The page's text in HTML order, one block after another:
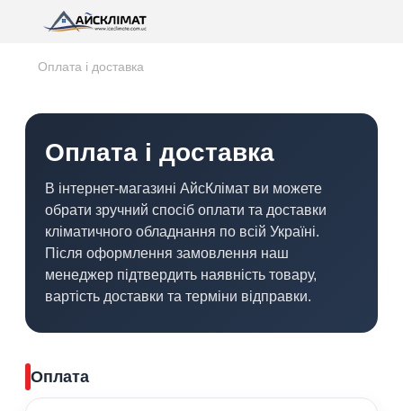
Оплата і доставка
Оплата і доставка
В інтернет-магазині АйсКлімат ви можете
обрати зручний спосіб оплати та доставки
кліматичного обладнання по всій Україні.
Після оформлення замовлення наш
менеджер підтвердить наявність товару,
вартість доставки та терміни відправки.
Оплата